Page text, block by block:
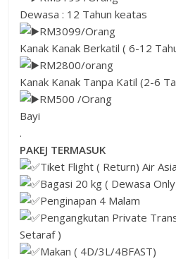
Dewasa : 12 Tahun keatas
RM3099/Orang
Kanak Kanak Berkatil ( 6-12
RM2800/orang
Kanak Kanak Tanpa Katil (2-6
RM500 /Orang
Bayi
.
PAKEJ TERMASUK
Tiket Flight ( Return) Air
Bagasi 20 kg ( Dewasa
Penginapan 4 Malam
Pengangkutan Private
Setaraf )
Makan ( 4D/3L/4BFAST)